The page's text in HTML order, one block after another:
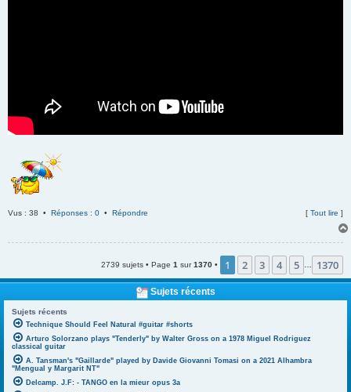
Vus : 38 • Réponses : 0 • Répondre [ Tout lire ]
2739 sujets • Page 1 sur1370 • 1 2 3 4 5 1370
Sujets récents
Sujets récents
Technique Should Feel Natural #guitar #shorts
Arturo Solorzano plays "Tenderly" by Walter Gross on a 1978 Miguel Rodriguez
classical guitar
A. Tansman's "Gaillarde" played by Davide Giovanni Tomasi on a 2021 Alhambra
"Mengual y Margarit NT"
Delcamp. J.F: - TANGO en la mieur opus 3a